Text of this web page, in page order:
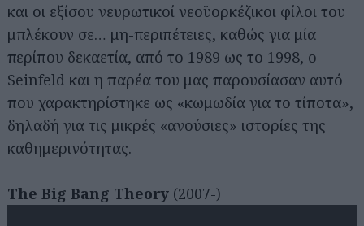
και οι εξίσου νευρωτικοί νεοϋορκέζικοι φίλοι του
μπλέκουν σε… μη-περιπέτειες, καθώς για μία
περίπου δεκαετία, από το 1989 ως το 1998, ο
Seinfeld και η παρέα του μας παρουσίασαν αυτό
που χαρακτηρίστηκε ως «κωμωδία για το τίποτα»,
δηλαδή για τις μικρές «ανούσιες» ιστορίες της
καθημερινότητας.
The Big Bang Theory (2007-)